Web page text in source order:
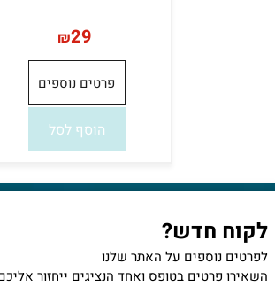
₪29
פרטים נוספים
הוסף לסל
לקוח חדש?
לפרטים נוספים על האתר שלנו
השאירו פרטים בטופס ואחד הנציגים ייחזור אליכם